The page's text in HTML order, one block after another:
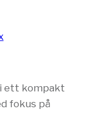
ett kompakt
fokus på